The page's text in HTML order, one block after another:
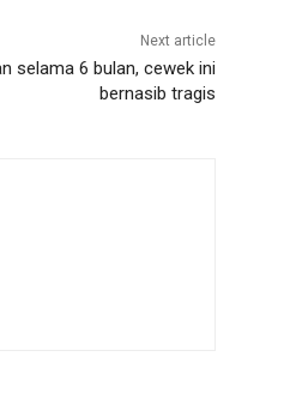
Next article
selama 6 bulan, cewek ini
bernasib tragis